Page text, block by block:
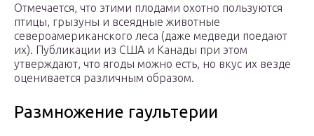
Отмечается, что этими плодами охотно пользуются
птицы, грызуны и всеядные животные
североамериканского леса (даже медведи поедают
их). Публикации из США и Канады при этом
утверждают, что ягоды можно есть, но вкус их везде
оценивается различным образом.
Размножение гаультерии